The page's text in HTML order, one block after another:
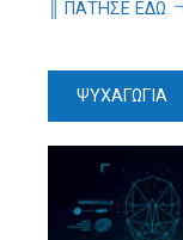
║ ΠΑΤΗΣΕ ΕΔΩ
ΨΥΧΑΓΩΓΙΑ